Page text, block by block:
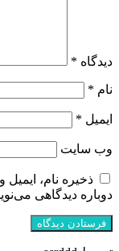
دیدگاه *
نام *
ایمیل *
وب‌ سایت
ذخیره نام،
دوباره دیدگاهی